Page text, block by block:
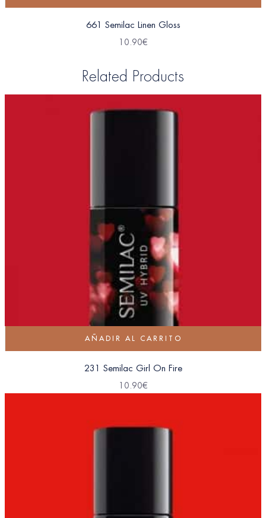
661 Semilac Linen Gloss
10.90€
Related Products
AÑADIR AL CARRITO
231 Semilac Girl On Fire
10.90€